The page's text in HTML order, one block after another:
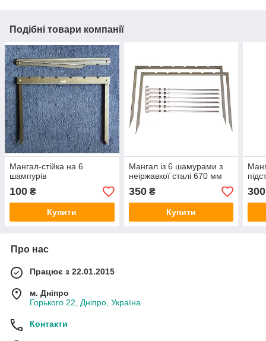
Подібні товари компанії
Мангал-стійка на 6
шампурів
100 ₴
Купити
Мангал із 6 шамурами з
неіржавкої сталі 670 мм
350₴
Купити
300
Про нас
Працює з 22.01.2015
м. Дніпро
Горького 22, Дніпро, Україна
Контакти